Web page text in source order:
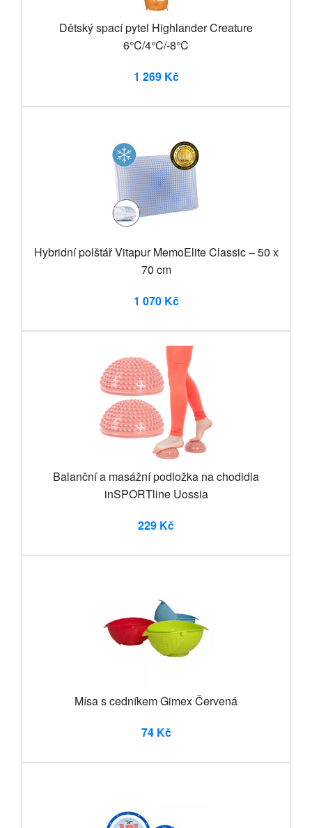
Dětský spací pytel Highlander Creature
6°C/4°C/-8°C
1 269 Kč
Hybridní polštář Vitapur MemoElite Classic – 50 x
70 cm
1 070 Kč
Balanční a masážní podložka na chodidla
inSPORTline Uossia
229 Kč
Mísa s cedníkem Gimex Červená
74 Kč